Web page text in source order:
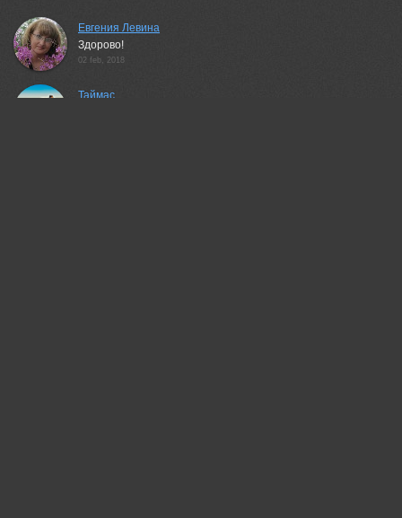
Евгения Левина
Здорово!
02 feb, 2018
Таймас